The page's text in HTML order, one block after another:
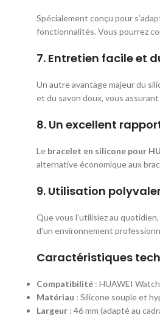
Spécialement conçu pour
fonctionnalités. Vous pourrez
7. Entretien facile et
Un autre avantage majeur du
et du savon doux, vous
8. Un excellent
Le bracelet en silicone pour
alternative économique aux
9. Utilisation
Que vous l’utilisiez au
d’un environnement
Caractéristiques
Compatibilité : HUAWEI
Matériau : Silicone souple et
Largeur : 46 mm (adapté au